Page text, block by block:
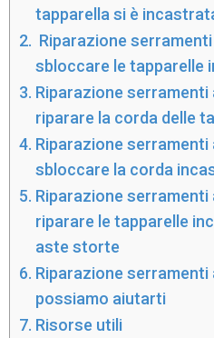
tapparella si è
Riparazione
sbloccare le tapparelle
Riparazione serramenti
riparare la corda delle
Riparazione serramenti
sbloccare la corda
Riparazione serramenti
riparare le tapparelle
aste storte
Riparazione serramenti
possiamo aiutarti
Risorse utili